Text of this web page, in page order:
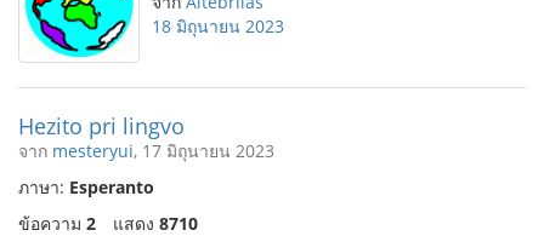
18 มิถุนายน 2023
Hezito pri lingvo
จาก mesteryui, 17 มิถุนายน 2023
ภาษา: Esperanto
ข้อความ 2 แสดง 8710